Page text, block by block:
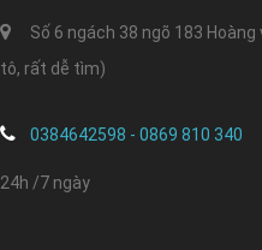
Số 6 ngách 38 ngõ 183
tô, rất dễ tìm)
0384642598 - 0869 810 340
24h /7 ngày